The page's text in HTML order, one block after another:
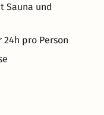
Sauna und
24h pro Person